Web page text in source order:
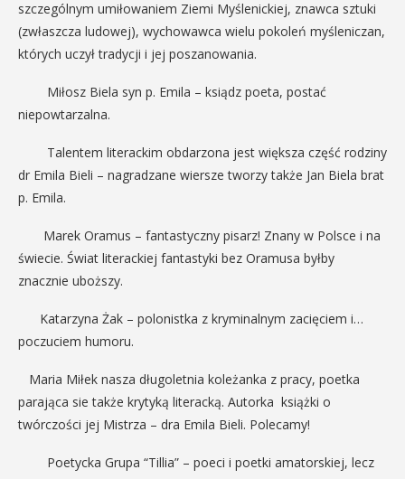
szczególnym umiłowaniem Ziemi Myślenickiej, znawca sztuki
(zwłaszcza ludowej), wychowawca wielu pokoleń myśleniczan,
których uczył tradycji i jej poszanowania.
Miłosz Biela syn p. Emila – ksiądz poeta, postać
niepowtarzalna.
Talentem literackim obdarzona jest większa część rodziny
dr Emila Bieli – nagradzane wiersze tworzy także Jan Biela brat
p. Emila.
Marek Oramus – fantastyczny pisarz! Znany w Polsce i na
świecie. Świat literackiej fantastyki bez Oramusa byłby
znacznie uboższy.
Katarzyna Żak – polonistka z kryminalnym zacięciem i…
poczuciem humoru.
Maria Miłek nasza długoletnia koleżanka z pracy, poetka
parająca sie także krytyką literacką. Autorka książki o
twórczości jej Mistrza – dra Emila Bieli. Polecamy!
Poetycka Grupa “Tillia” – poeci i poetki amatorskiej, lecz